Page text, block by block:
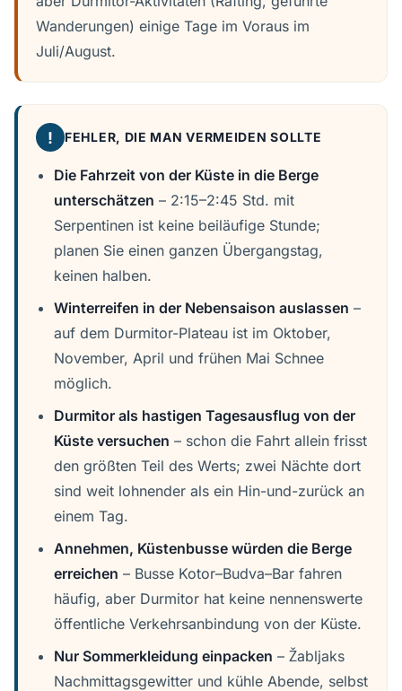
Wanderungen) einige Tage im Voraus im
Juli/August.
! FEHLER, DIE MAN VERMEIDEN SOLLTE
Die Fahrzeit von der Küste in die Berge
unterschätzen – 2:15–2:45 Std. mit
Serpentinen ist keine beiläufige Stunde;
planen Sie einen ganzen Übergangstag,
keinen halben.
Winterreifen in der Nebensaison auslassen –
auf dem Durmitor-Plateau ist im Oktober,
November, April und frühen Mai Schnee
möglich.
Durmitor als hastigen Tagesausflug von der
Küste versuchen – schon die Fahrt allein frisst
den größten Teil des Werts; zwei Nächte dort
sind weit lohnender als ein Hin-und-zurück an
einem Tag.
Annehmen, Küstenbusse würden die Berge
erreichen – Busse Kotor–Budva–Bar fahren
häufig, aber Durmitor hat keine nennenswerte
öffentliche Verkehrsanbindung von der Küste.
Nur Sommerkleidung einpacken – Žabljaks
Nachmittagsgewitter und kühle Abende, selbst